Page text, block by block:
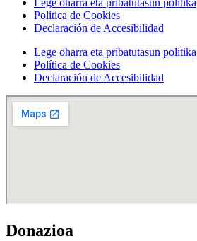
Lege oharra eta pribatutasun politika
Política de Cookies
Declaración de Accesibilidad
Lege oharra eta pribatutasun politika
Política de Cookies
Declaración de Accesibilidad
Donazioa